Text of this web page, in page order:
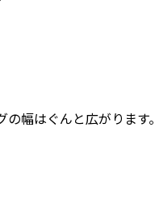
幅はぐんと広がります。